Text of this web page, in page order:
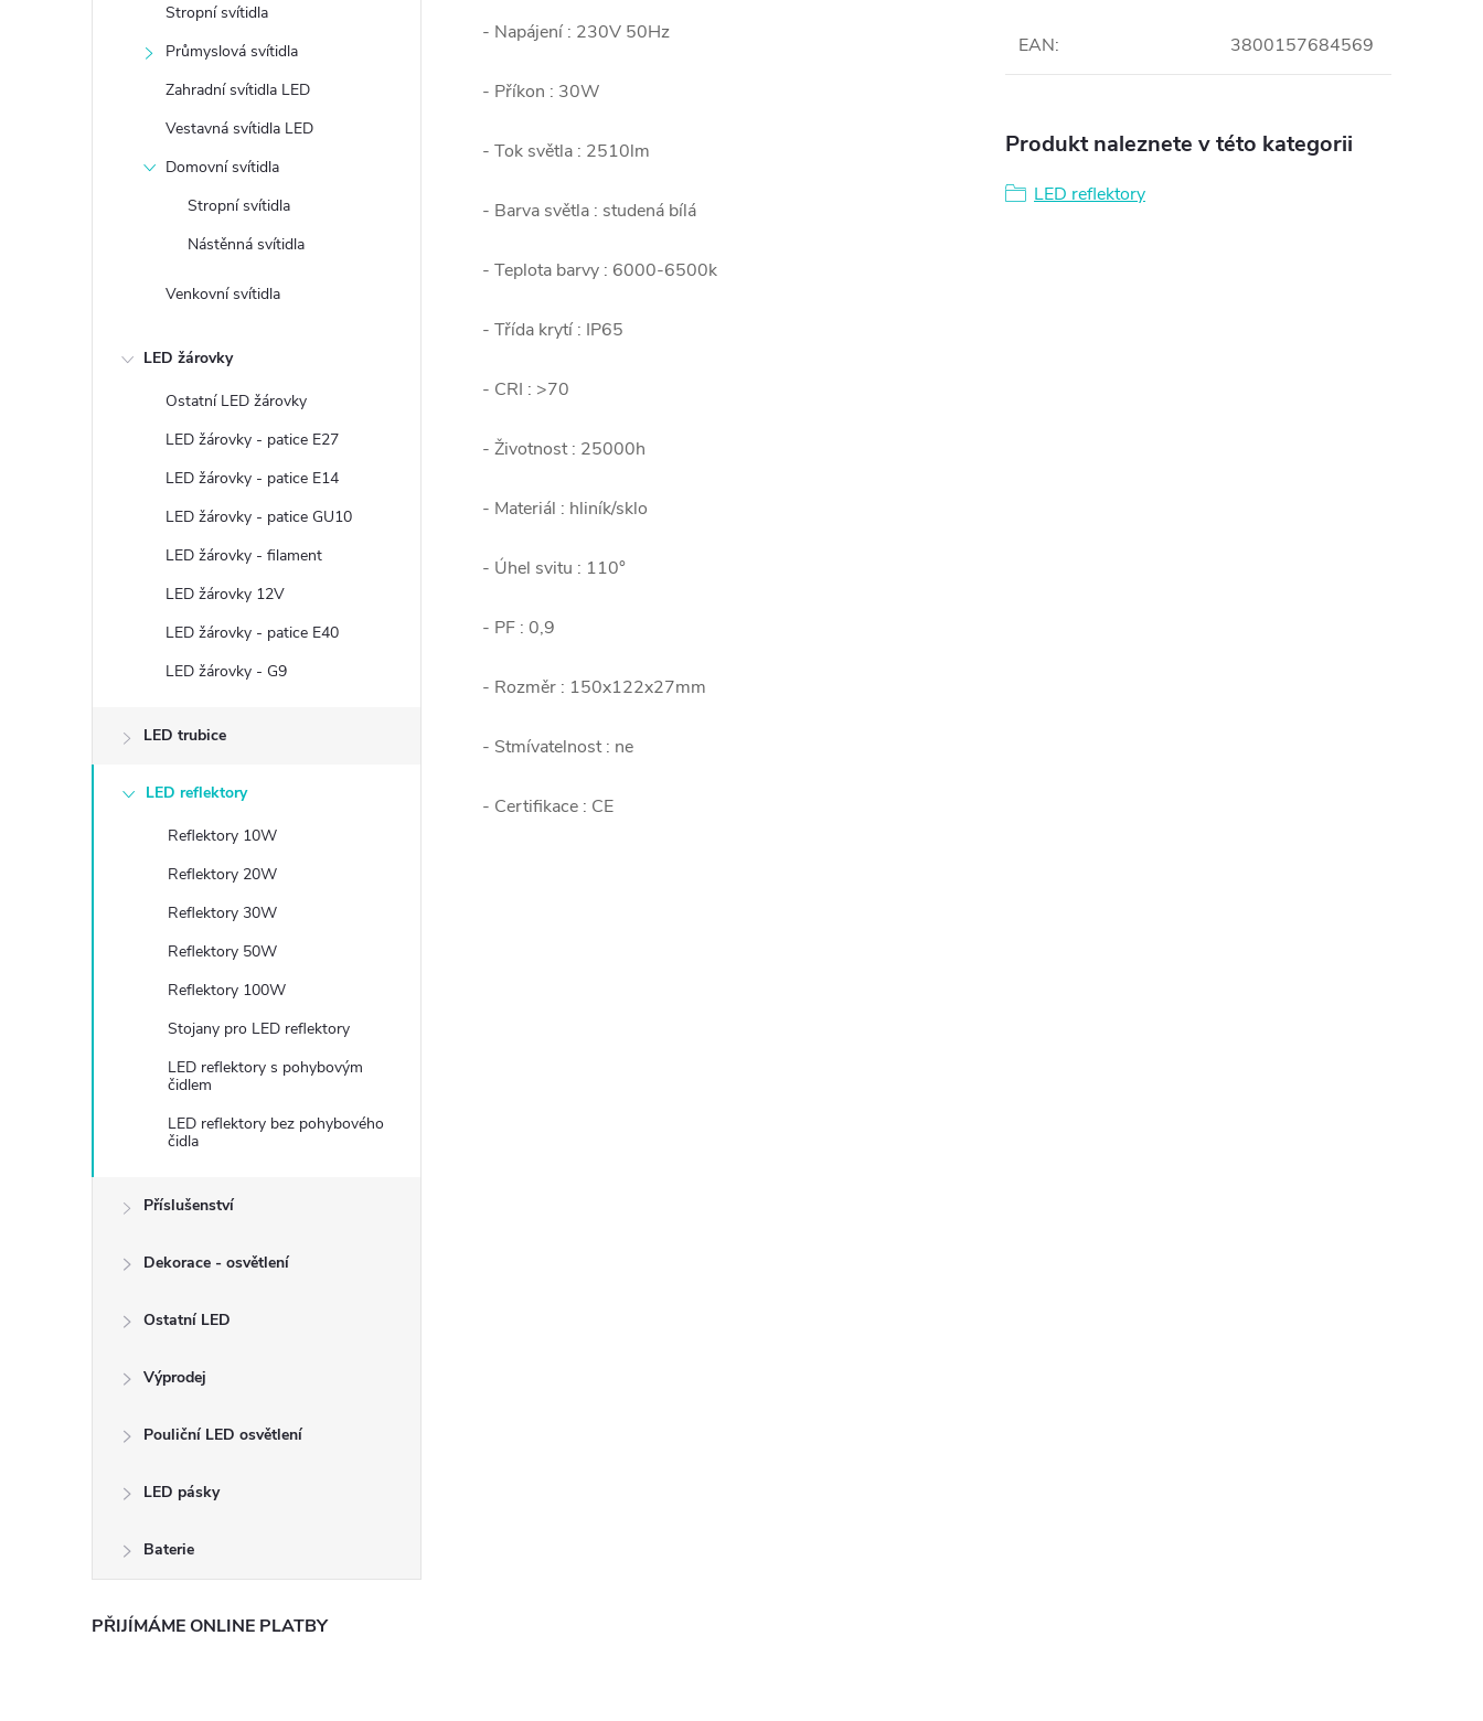
Stropní svítidla
Průmyslová svítidla
Zahradní svítidla LED
Vestavná svítidla LED
Domovní svítidla
Stropní svítidla
Nástěnná svítidla
Venkovní svítidla
LED žárovky
Ostatní LED žárovky
LED žárovky - patice E27
LED žárovky - patice E14
LED žárovky - patice GU10
LED žárovky - filament
LED žárovky 12V
LED žárovky - patice E40
LED žárovky - G9
LED trubice
LED reflektory
Reflektory 10W
Reflektory 20W
Reflektory 30W
Reflektory 50W
Reflektory 100W
Stojany pro LED reflektory
LED reflektory s pohybovým
čidlem
LED reflektory bez pohybového
čidla
Příslušenství
Dekorace - osvětlení
Ostatní LED
Výprodej
Pouliční LED osvětlení
LED pásky
Baterie
PŘIJÍMÁME ONLINE PLATBY
- Napájení : 230V 50Hz
- Příkon : 30W
- Tok světla : 2510lm
- Barva světla : studená bílá
- Teplota barvy : 6000-6500k
- Třída krytí : IP65
- CRI : >70
- Životnost : 25000h
- Materiál : hliník/sklo
- Úhel svitu : 110°
- PF : 0,9
- Rozměr : 150x122x27mm
- Stmívatelnost : ne
- Certifikace : CE
EAN: 3800157684569
Produkt naleznete v této kategorii
LED reflektory